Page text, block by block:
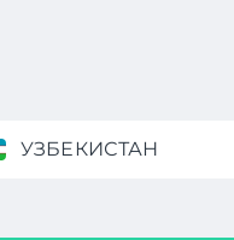
УЗБЕКИСТАН